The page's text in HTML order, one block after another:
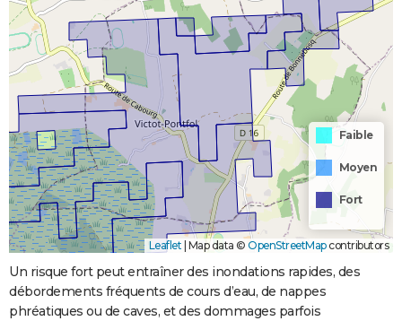
Faible
Moyen
Fort
Leaflet | Map data © OpenStreetMapcontributors
Un risque fort peut entraîner des inondations rapides, des
débordements fréquents de cours d’eau, de nappes
phréatiques ou de caves, et des dommages parfois